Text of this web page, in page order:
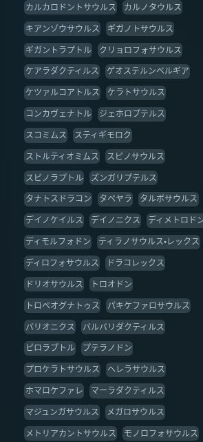
カルカロドントサウルス
カルノタウルス
キアンゾウサウルス
ギガノトサウルス
ギガントラプトル
クリョロフォサウルス
ケアラダクティルス
ゲオステルンベルギア
ケツァルコアトルス
ケラトサウルス
コンカヴェナトル
ジェホロプテルス
スコミムス
スティギモロク
ストルティオミムス
スピノサウルス
スピノラプトル
ズンガリプテルス
タナトスドラコン
タペヤラ
タルボサウルス
デイノケイルス
デイノニクス
ディメトロド
ディモルフォドン
ティラノサウルス・レックス
ディロフォサウルス
ドラコレックス
ドリオサウルス
トロオドン
トロペオグナトゥス
パキケファロサウルス
バリオニクス
バルバリダクティルス
ピロラプトル
プテラノドン
プロケラトサウルス
ヘレラサウルス
ホマロケファレ
マーラダクティルス
マジュンガサウルス
メガロサウルス
メトリアカントサウルス
モノロフォサウルス